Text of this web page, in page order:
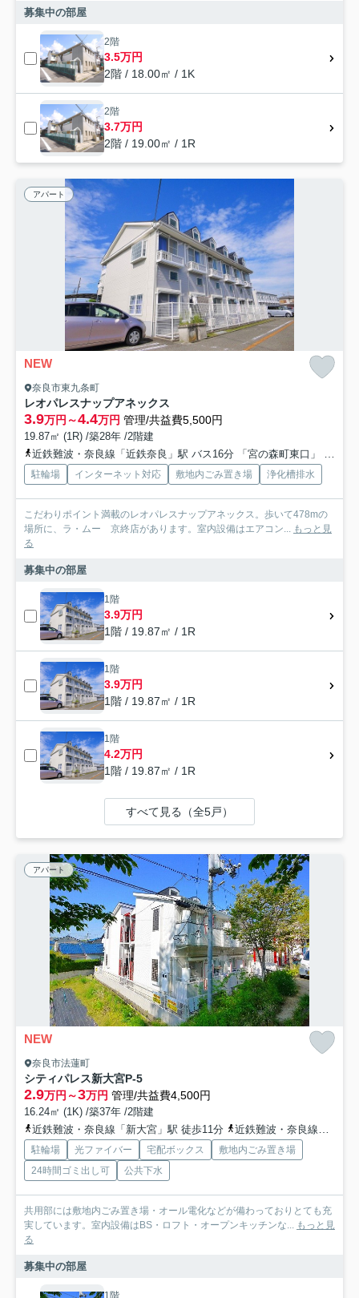
募集中の部屋
2階
3.5万円
2階 / 18.00㎡ / 1K
2階
3.7万円
2階 / 19.00㎡ / 1R
アパート
NEW
奈良市東九条町
レオパレスナップアネックス
3.9万円～4.4万円 管理/共益費5,500円
19.87㎡ (1R) /築28年 /2階建
近鉄難波・奈良線「近鉄奈良」駅 バス16分 「宮の森町東口」 停歩2分
駐輪場 インターネット対応 敷地内ごみ置き場 浄化槽排水
こだわりポイント満載のレオパレスナップアネックス。歩いて478mの
場所に、ラ・ムー 京終店があります。室内設備はエアコン... もっと見
る
募集中の部屋
1階
3.9万円
1階 / 19.87㎡ / 1R
1階
3.9万円
1階 / 19.87㎡ / 1R
1階
4.2万円
1階 / 19.87㎡ / 1R
すべて見る（全5戸）
アパート
NEW
奈良市法蓮町
シティパレス新大宮P-5
2.9万円～3万円 管理/共益費4,500円
16.24㎡ (1K) /築37年 /2階建
近鉄難波・奈良線「新大宮」駅 徒歩11分
近鉄難波・奈良線「近鉄奈良」駅 徒歩17分
駐輪場 光ファイバー 宅配ボックス
敷地内ごみ置き場
24時間ゴミ出し可
公共下水
共用部には敷地内ごみ置き場・オール電化などが備わっておりとても充
実しています。室内設備はBS・ロフト・オープンキッチンな... もっと見
る
募集中の部屋